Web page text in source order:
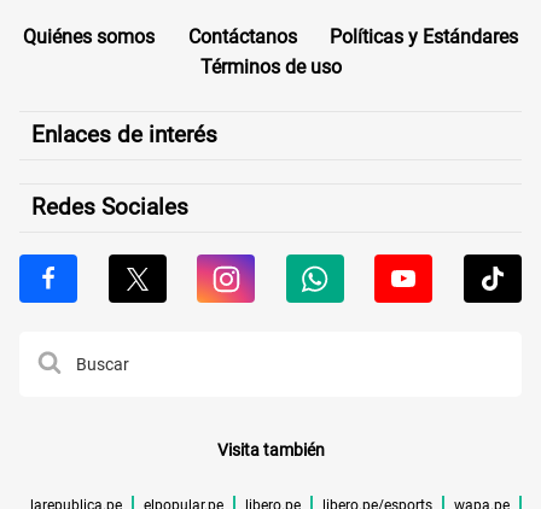
Quiénes somos Contáctanos
Políticas y Estándares
Términos de uso
Enlaces de interés
Redes Sociales
Visita también